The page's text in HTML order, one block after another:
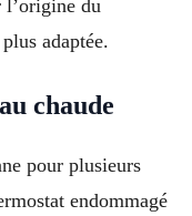
du
adaptée.
chaude
pour plusieurs
endommagé